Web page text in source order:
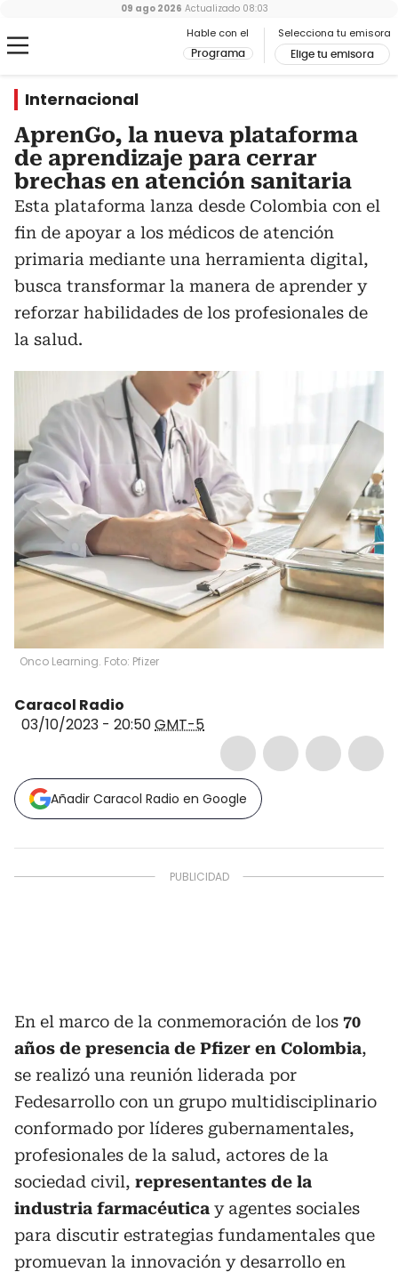
Hable con el
Programa
Selecciona tu emisora
Elige tu emisora
09 ago 2026 Actualizado 08:03
Internacional
AprenGo, la nueva plataforma
de aprendizaje para cerrar
brechas en atención sanitaria
Esta plataforma lanza desde Colombia con el
fin de apoyar a los médicos de atención
primaria mediante una herramienta digital,
busca transformar la manera de aprender y
reforzar habilidades de los profesionales de
la salud.
Onco Learning. Foto: Pfizer
Caracol Radio
03/10/2023 - 20:50GMT-5
Añadir Caracol Radio en Google
En el marco de la conmemoración de los 70
años de presencia de Pfizer en Colombia,
se realizó una reunión liderada por
Fedesarrollo con un grupo multidisciplinario
conformado por líderes gubernamentales,
profesionales de la salud, actores de la
sociedad civil, representantes de la
industria farmacéutica y agentes sociales
para discutir estrategias fundamentales que
promuevan la innovación y desarrollo en